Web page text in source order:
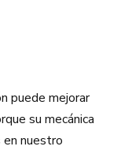
puede mejorar
su mecánica
nuestro